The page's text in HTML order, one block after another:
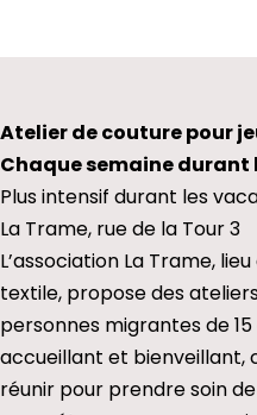
Atelier de couture pour
Chaque semaine durant
Plus intensif durant les
La Trame, rue de la Tour 3
L’association La Trame,
textile, propose des
personnes migrantes de
accueillant et
réunir pour prendre soin